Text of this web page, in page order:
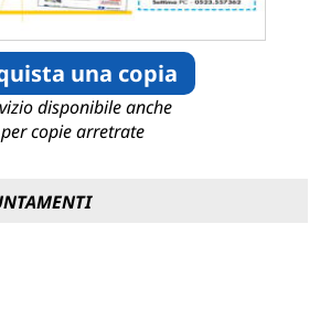
una copia
disponibile anche
per copie arretrate